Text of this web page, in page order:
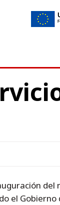
el